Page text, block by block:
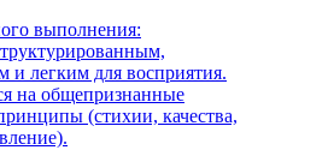
выполнения:
и легким для восприятия.
на общепризнанные
(стихии, качества,